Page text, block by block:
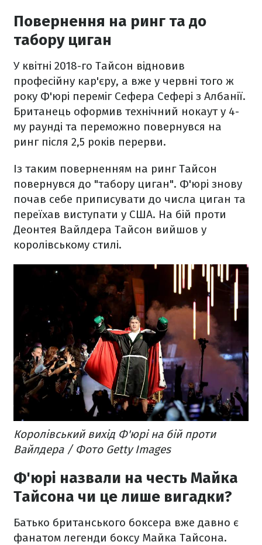
Повернення на ринг та до
табору циган
У квітні 2018-го Тайсон відновив
професійну кар'єру, а вже у червні того ж
року Ф'юрі переміг Сефера Сефері з Албанії.
Британець оформив технічний нокаут у 4-
му раунді та переможно повернувся на
ринг після 2,5 років перерви.
Із таким поверненням на ринг Тайсон
повернувся до "табору циган". Ф'юрі знову
почав себе приписувати до числа циган та
переїхав виступати у США. На бій проти
Деонтея Вайлдера Тайсон вийшов у
королівському стилі.
Королівський вихід Ф'юрі на бій проти
Вайлдера / Фото Getty Images
Ф'юрі назвали на честь Майка
Тайсона чи це лише вигадки?
Батько британського боксера вже давно є
фанатом легенди боксу Майка Тайсона.